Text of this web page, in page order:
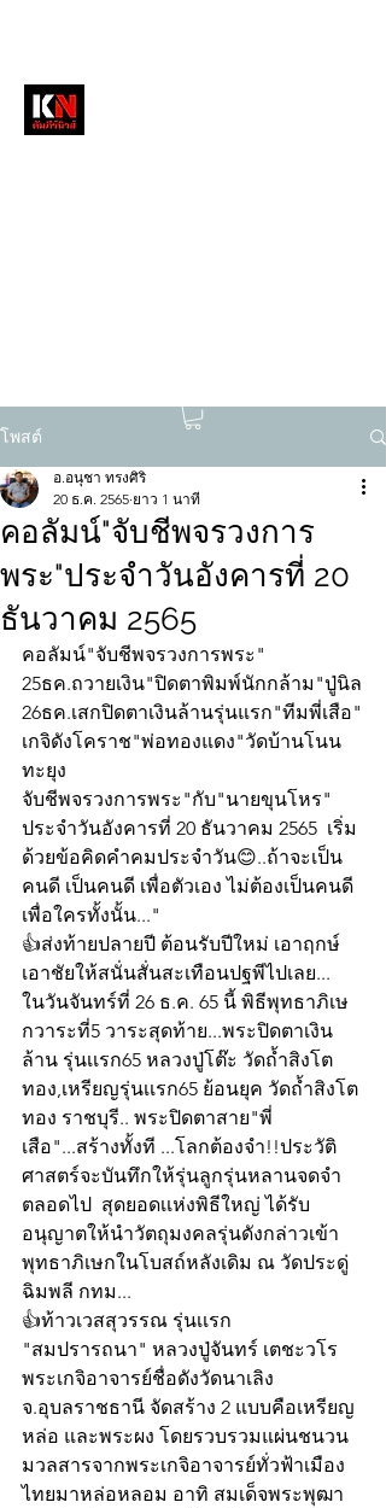
โพสต์
คอลัมน์"จับชีพจรวงการ
พระ"ประจำวันอังคารที่ 20
ธันวาคม 2565
อ.อนุชา ทรงศิริ
20 ธ.ค. 2565 ยาว 1 นาที
คอลัมน์"จับชีพจรวงการพระ"
25ธค.ถวายเงิน"ปิดตาพิมพ์นักกล้าม"ปู่นิล
26ธค.เสกปิดตาเงินล้านรุ่นแรก"ทีมพี่เสือ"
เกจิดังโคราช"พ่อทองแดง"วัดบ้านโนน
ทะยุง
จับชีพจรวงการพระ"กับ"นายขุนโหร"
ประจำวันอังคารที่ 20 ธันวาคม 2565  เริ่ม
ด้วยข้อคิดคำคมประจำวัน😊..ถ้าจะเป็น
คนดี เป็นคนดี เพื่อตัวเอง ไม่ต้องเป็นคนดี
เพื่อใครทั้งนั้น..."
👍ส่งท้ายปลายปี ต้อนรับปีใหม่ เอาฤกษ์
เอาชัยให้สนั่นสั่นสะเทือนปฐพีไปเลย...
ในวันจันทร์ที่ 26 ธ.ค. 65 นี้ พิธีพุทธาภิเษ
กวาระที่5 วาระสุดท้าย...พระปิดตาเงิน
ล้าน รุ่นเเรก65 หลวงปู่โต๊ะ วัดถ้ำสิงโต
ทอง,เหรียญรุ่นเเรก65 ย้อนยุค วัดถ้ำสิงโต
ทอง ราชบุรี.. พระปิดตาสาย"พี่
เสือ"...สร้างทั้งที ...โลกต้องจำ!!ประวัติ
ศาสตร์จะบันทึกให้รุ่นลูกรุ่นหลานจดจำ
ตลอดไป  สุดยอดเเห่งพิธีใหญ่ ได้รับ
อนุญาตให้นำวัตถุมงคลรุ่นดังกล่าวเข้า
พุทธาภิเษกในโบสถ์หลังเดิม ณ วัดประดู่
ฉิมพลี กทม...
👍ท้าวเวสสุวรรณ รุ่นเเรก
"สมปรารถนา" หลวงปู่จันทร์ เตชะวโร
พระเกจิอาจารย์ชื่อดังวัดนาเลิง
จ.อุบลราชธานี จัดสร้าง 2 แบบคือเหรียญ
หล่อ และพระผง โดยรวบรวมแผ่นชนวน
มวลสารจากพระเกจิอาจารย์ทั่วฟ้าเมือง
ไทยมาหล่อหลอม อาทิ สมเด็จพระพุฒา